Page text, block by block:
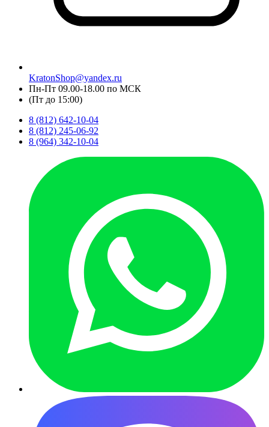
KratonShop@yandex.ru
Пн-Пт 09.00-18.00 по МСК
(Пт до 15:00)
8 (812) 642-10-04
8 (812) 245-06-92
8 (964) 342-10-04